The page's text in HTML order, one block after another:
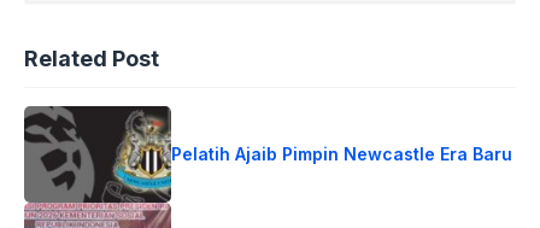
Related Post
Pelatih Ajaib Pimpin Newcastle Era Baru